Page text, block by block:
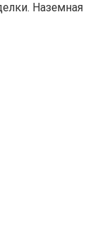
Наземная